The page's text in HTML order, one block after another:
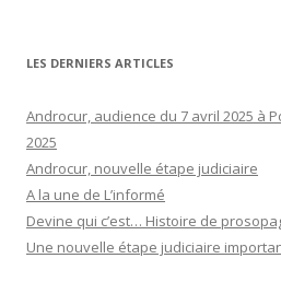
LES DERNIERS ARTICLES
Androcur, audience du 7 avril 2025 à
2025
Androcur, nouvelle étape judiciaire
A la une de L’informé
Devine qui c’est… Histoire de
Une nouvelle étape judiciaire